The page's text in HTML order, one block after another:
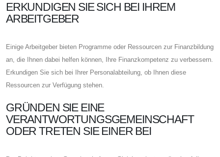
ERKUNDIGEN SIE SICH BEI IHREM
ARBEITGEBER
Einige Arbeitgeber bieten Programme oder Ressourcen zur Finanzbildung
an, die Ihnen dabei helfen können, Ihre Finanzkompetenz zu verbessern.
Erkundigen Sie sich bei Ihrer Personalabteilung, ob Ihnen diese
Ressourcen zur Verfügung stehen.
GRÜNDEN SIE EINE
VERANTWORTUNGSGEMEINSCHAFT
ODER TRETEN SIE EINER BEI